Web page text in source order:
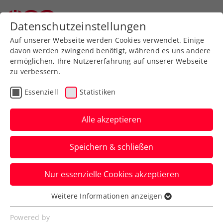
Aktuelle News
News filtern
Datenschutzeinstellungen
Auf unserer Webseite werden Cookies verwendet. Einige
davon werden zwingend benötigt, während es uns andere
ermöglichen, Ihre Nutzererfahrung auf unserer Webseite
zu verbessern.
Essenziell Statistiken
Alle akzeptieren
Speichern & schließen
Nur essenzielle Cookies akzeptieren
Essenziell
Essenzielle Cookies werden für grundlegende
Weitere Informationen anzeigen
Powered by